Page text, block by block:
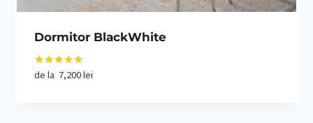
Dormitor BlackWhite
Evaluat la
de la 7,200lei